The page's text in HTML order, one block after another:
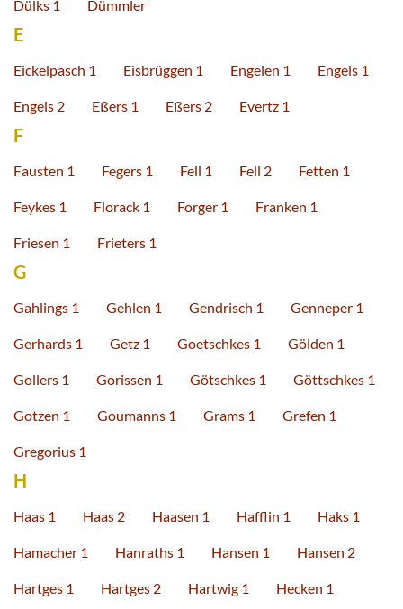
Dülks 1 Dümmler
E
Eickelpasch 1 Eisbrüggen 1 Engelen 1 Engels 1
Engels 2 Eßers 1 Eßers 2 Evertz 1
F
Fausten 1 Fegers 1 Fell 1 Fell 2 Fetten 1
Feykes 1 Florack 1 Forger 1 Franken 1
Friesen 1 Frieters 1
G
Gahlings 1 Gehlen 1 Gendrisch 1 Genneper 1
Gerhards 1 Getz 1 Goetschkes 1 Gölden 1
Gollers 1 Gorissen 1 Götschkes 1 Göttschkes 1
Gotzen 1 Goumanns 1 Grams 1 Grefen 1
Gregorius 1
H
Haas 1 Haas 2 Haasen 1 Hafflin 1 Haks 1
Hamacher 1 Hanraths 1 Hansen 1 Hansen 2
Hartges 1 Hartges 2 Hartwig 1 Hecken 1